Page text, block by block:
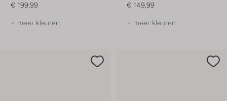
€ 199,99
+ meer kleuren
€ 149,99
+ meer kleuren